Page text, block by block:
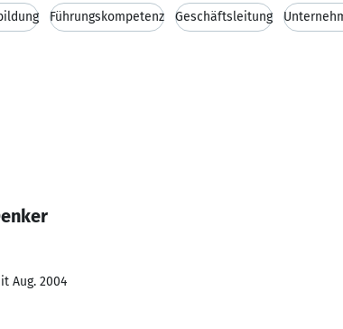
Führungskompetenz Geschäftsleitung
Aug. 2004